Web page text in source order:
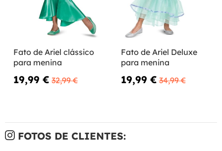
Fato de Ariel clássico
para menina
19,99 € 32,99 €
Fato de Ariel Deluxe
para menina
19,99 € 34,99 €
FOTOS DE CLIENTES: